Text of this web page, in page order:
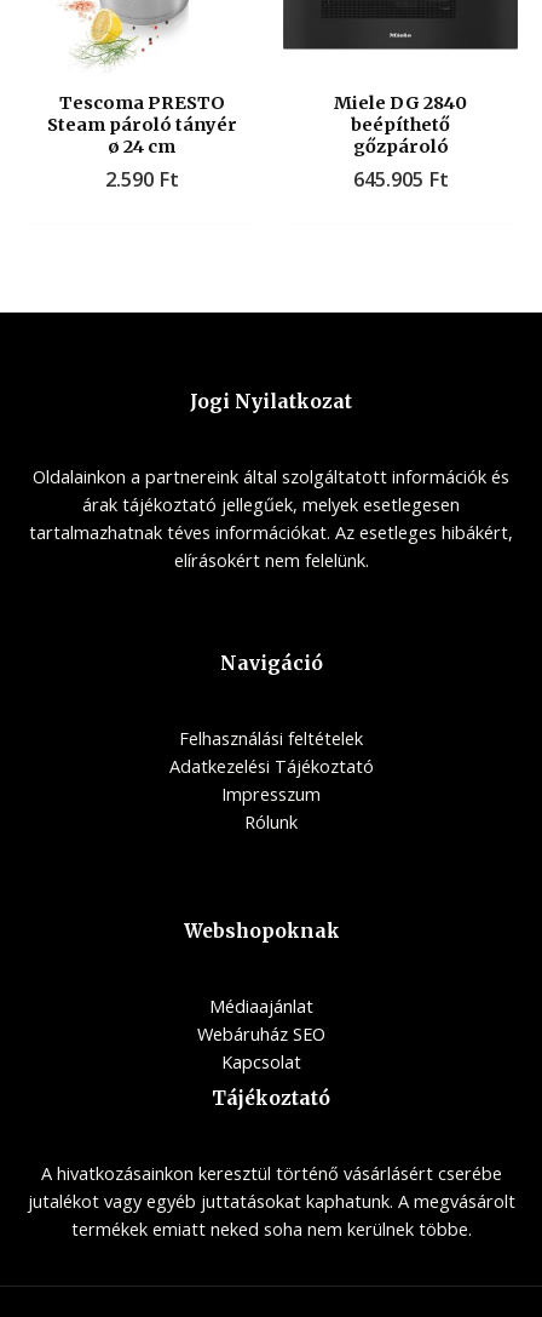
Tescoma PRESTO
Steam pároló tányér
ø 24 cm
2.590 Ft
Miele DG 2840
beépíthető
gőzpároló
645.905 Ft
Jogi Nyilatkozat
Oldalainkon a partnereink által szolgáltatott információk és
árak tájékoztató jellegűek, melyek esetlegesen
tartalmazhatnak téves információkat. Az esetleges hibákért,
elírásokért nem felelünk.
Navigáció
Felhasználási feltételek
Adatkezelési Tájékoztató
Impresszum
Rólunk
Webshopoknak
Médiaajánlat
Webáruház SEO
Kapcsolat
Tájékoztató
A hivatkozásainkon keresztül történő vásárlásért cserébe
jutalékot vagy egyéb juttatásokat kaphatunk. A megvásárolt
termékek emiatt neked soha nem kerülnek többe.